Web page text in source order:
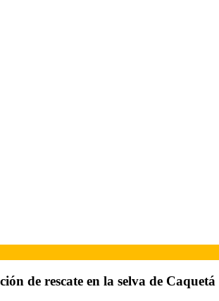
de rescate en la selva de Caquetá